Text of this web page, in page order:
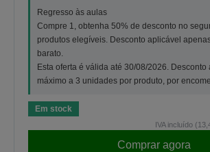
Regresso às aulas
Compre 1, obtenha 50% de desconto no
produtos elegíveis. Desconto aplicável
barato.
Esta oferta é válida até 30/08/2026. Desconto
máximo a 3 unidades por produto, por
Em stock
IVA incluído
Comprar agora